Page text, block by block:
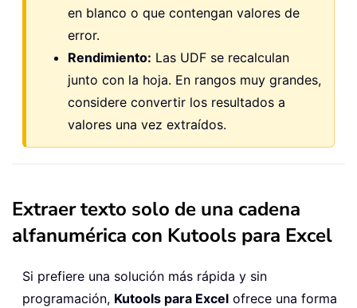
en blanco o que contengan valores de
error.
Rendimiento: Las UDF se recalculan
junto con la hoja. En rangos muy grandes,
considere convertir los resultados a
valores una vez extraídos.
Extraer texto solo de una cadena
alfanumérica con Kutools para Excel
Si prefiere una solución más rápida y sin
programación, Kutools para Excel ofrece una forma